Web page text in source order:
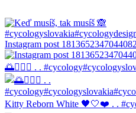
Instagram post
🌅🚴🏼‍♀️ . .
Kitty Reborn White 🖤🤍❤️ . .